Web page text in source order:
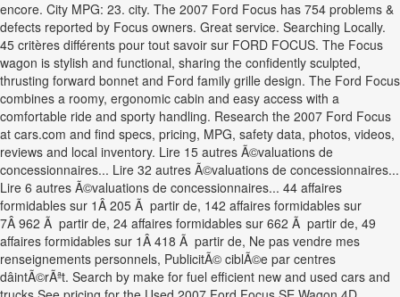
encore. City MPG: 23. city. The 2007 Ford Focus has 754 problems &
defects reported by Focus owners. Great service. Searching Locally.
45 critères différents pour tout savoir sur FORD FOCUS. The Focus
wagon is stylish and functional, sharing the confidently sculpted,
thrusting forward bonnet and Ford family grille design. The Ford Focus
combines a roomy, ergonomic cabin and easy access with a
comfortable ride and sporty handling. Research the 2007 Ford Focus
at cars.com and find specs, pricing, MPG, safety data, photos, videos,
reviews and local inventory. Lire 15 autres Ã©valuations de
concessionnaires... Lire 32 autres Ã©valuations de concessionnaires...
Lire 6 autres Ã©valuations de concessionnaires... 44 affaires
formidables sur 1Â 205 Ã partir de, 142 affaires formidables sur
7Â 962 Ã partir de, 24 affaires formidables sur 662 Ã partir de, 49
affaires formidables sur 1Â 418 Ã partir de, Ne pas vendre mes
renseignements personnels, PublicitÃ© ciblÃ©e par centres
dâintÃ©rÃªt. Search by make for fuel efficient new and used cars and